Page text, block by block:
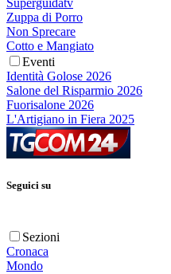
Superguidatv
Zuppa di Porro
Non Sprecare
Cotto e Mangiato
Eventi
Identità Golose 2026
Salone del Risparmio 2026
Fuorisalone 2026
L'Artigiano in Fiera 2025
Seguici su
Sezioni
Cronaca
Mondo